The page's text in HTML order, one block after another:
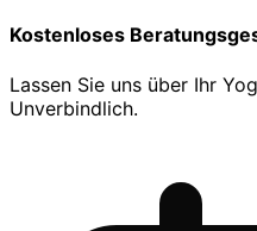
Kostenloses
Lassen Sie uns über Ihr
Unverbindlich.